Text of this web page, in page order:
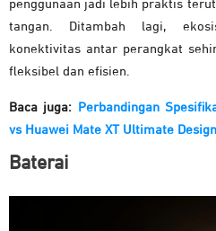
penggunaan jadi lebih praktis
tangan. Ditambah lagi,
konektivitas antar perangkat
fleksibel dan efisien.
Baca juga: Perbandingan
vs Huawei Mate XT Ultimate Design
Baterai